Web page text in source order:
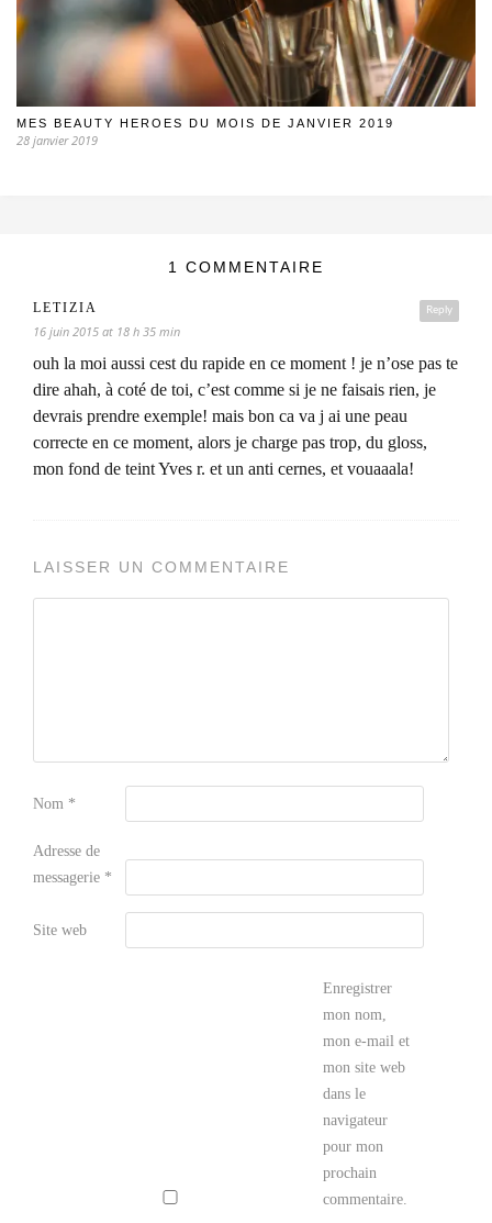
MES BEAUTY HEROES DU MOIS DE JANVIER 2019
28 janvier 2019
1 COMMENTAIRE
Reply
LETIZIA
16 juin 2015 at 18 h 35 min
ouh la moi aussi cest du rapide en ce moment ! je n’ose pas te
dire ahah, à coté de toi, c’est comme si je ne faisais rien, je
devrais prendre exemple! mais bon ca va j ai une peau
correcte en ce moment, alors je charge pas trop, du gloss,
mon fond de teint Yves r. et un anti cernes, et vouaaala!
LAISSER UN COMMENTAIRE
Nom *
Adresse de
messagerie *
Site web
Enregistrer
mon nom,
mon e-mail et
mon site web
dans le
navigateur
pour mon
prochain
commentaire.